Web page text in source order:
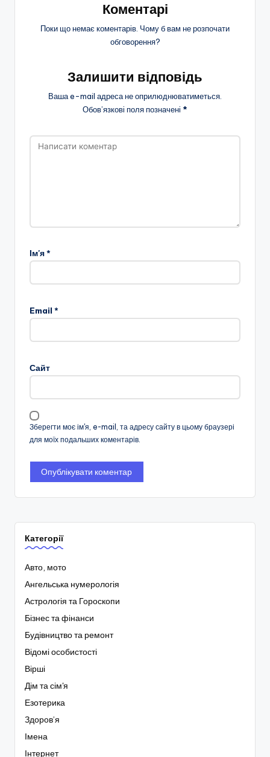
Коментарі
Поки що немає коментарів. Чому б вам не розпочати
обговорення?
Залишити відповідь
Ваша e-mail адреса не оприлюднюватиметься.
Обов’язкові поля позначені *
Ім'я*
Email *
Сайт
Зберегти моє ім'я, e-mail, та адресу сайту в цьому браузері
для моїх подальших коментарів.
Категорії
Авто, мото
Ангельська нумерологія
Астрологія та Гороскопи
Бізнес та фінанси
Будівництво та ремонт
Відомі особистості
Вірші
Дім та сім'я
Езотерика
Здоров’я
Імена
Інтернет